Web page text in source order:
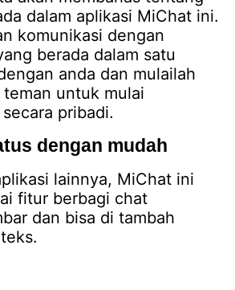
dalam aplikasi MiChat ini.
komunikasi dengan
berada dalam satu
anda dan mulailah
untuk mulai
pribadi.
dengan mudah
lainnya, MiChat ini
fitur berbagi chat
dan bisa di tambah